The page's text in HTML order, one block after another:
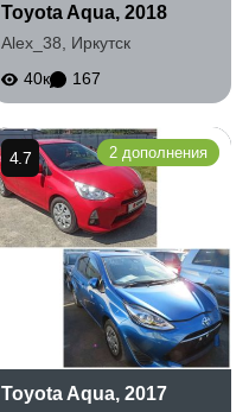
Toyota Aqua, 2018
Alex_38
Иркутск
40к
167
Toyota Aqua, 2017
4.7 2 дополнения